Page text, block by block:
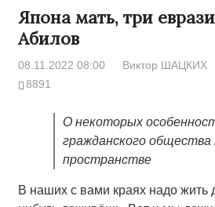
Япона мать, три
Абилов
08.11.2022 08:00 Виктор ШАЦКИХ
8891
О некоторых
гражданского
пространстве
В наших с вами краях надо жить